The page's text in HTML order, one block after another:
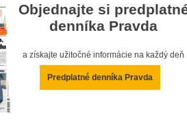
Objednajte si
denníka Pravda
a získajte užitočné informácie na každý deň
Predplatné denníka Pravda